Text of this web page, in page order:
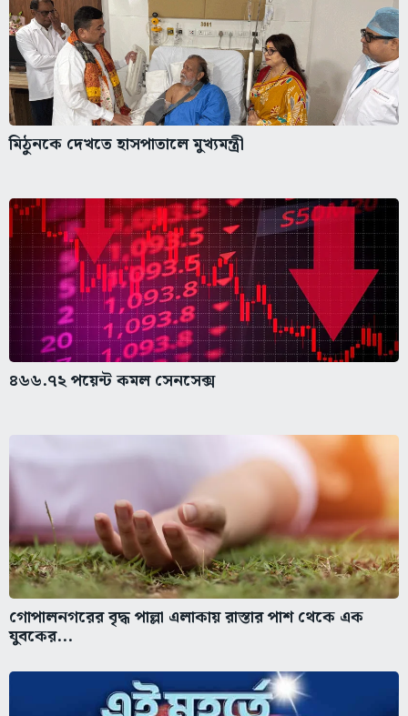
মিঠুনকে দেখতে হাসপাতালে মুখ্যমন্ত্রী
৪৬৬.৭২ পয়েন্ট কমল সেনসেক্স
গোপালনগরের বৃদ্ধ পাল্লা এলাকায় রাস্তার পাশ থেকে এক
যুবকের...